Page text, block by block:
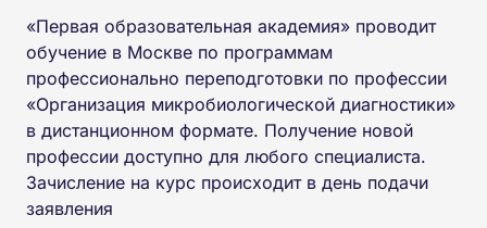
«Первая образовательная академия» проводит
обучение в Москве по программам
профессионально переподготовки по профессии
«Организация микробиологической диагностики»
в дистанционном формате. Получение новой
профессии доступно для любого специалиста.
Зачисление на курс происходит в день подачи
заявления